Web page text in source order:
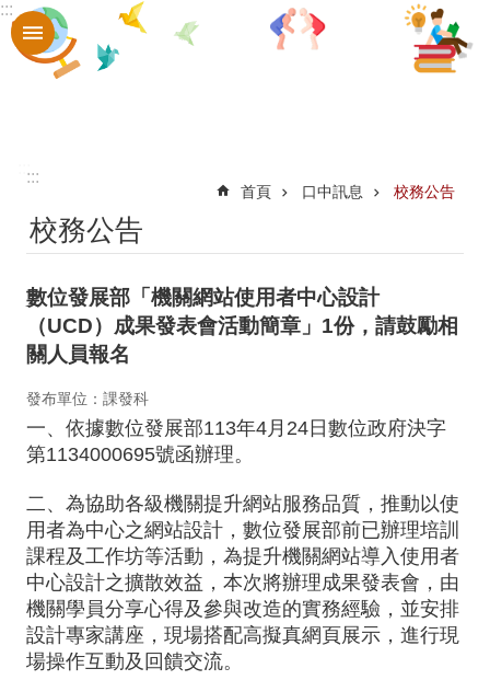
跳到主要內容區塊
進
則
辦
法
口
中
訊
息
行
政
:::
:::
首頁 口中訊息 校務公告
校務公告
數位發展部「機關網站使用者中心設計
（UCD）成果發表會活動簡章」1份，請鼓勵相
關人員報名
發布單位：課發科
一、依據數位發展部113年4月24日數位政府決字
第1134000695號函辦理。
二、為協助各級機關提升網站服務品質，推動以使
用者為中心之網站設計，數位發展部前已辦理培訓
課程及工作坊等活動，為提升機關網站導入使用者
中心設計之擴散效益，本次將辦理成果發表會，由
機關學員分享心得及參與改造的實務經驗，並安排
設計專家講座，現場搭配高擬真網頁展示，進行現
場操作互動及回饋交流。